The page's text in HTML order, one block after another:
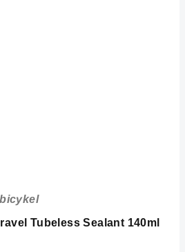
Tubeless Sealant 140ml